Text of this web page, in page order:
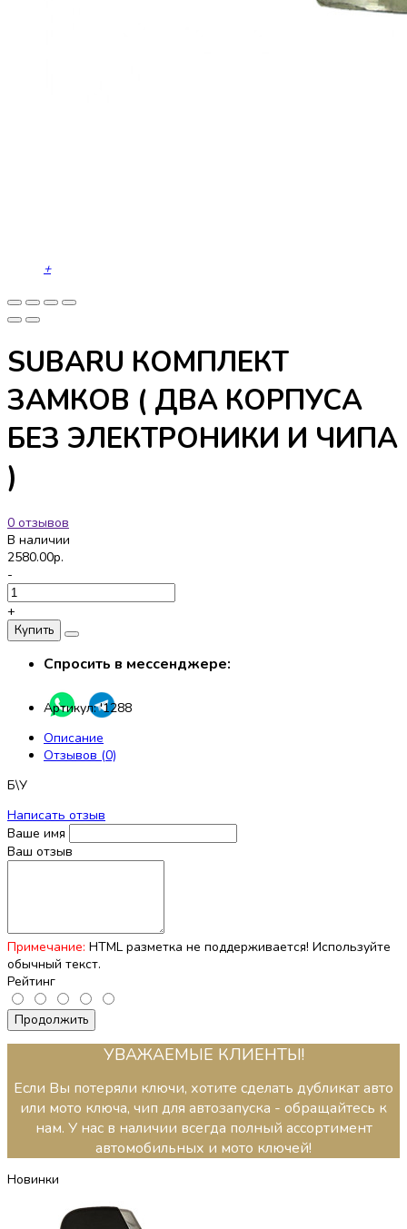
+
SUBARU КОМПЛЕКТ
ЗАМКОВ ( ДВА КОРПУСА
БЕЗ ЭЛЕКТРОНИКИ И ЧИПА
)
0 отзывов
В наличии
2580.00р.
-
+
Купить
Спросить в мессенджере:
Артикул:'1288
Описание
Отзывов (0)
Б\У
Написать отзыв
Ваше имя
Ваш отзыв
Примечание: HTML разметка не поддерживается! Используйте
обычный текст.
Рейтинг
Продолжить
УВАЖАЕМЫЕ КЛИЕНТЫ!
Если Вы потеряли ключи, хотите сделать дубликат авто
или мото ключа, чип для автозапуска - обращайтесь к
нам. У нас в наличии всегда полный ассортимент
автомобильных и мото ключей!
Новинки